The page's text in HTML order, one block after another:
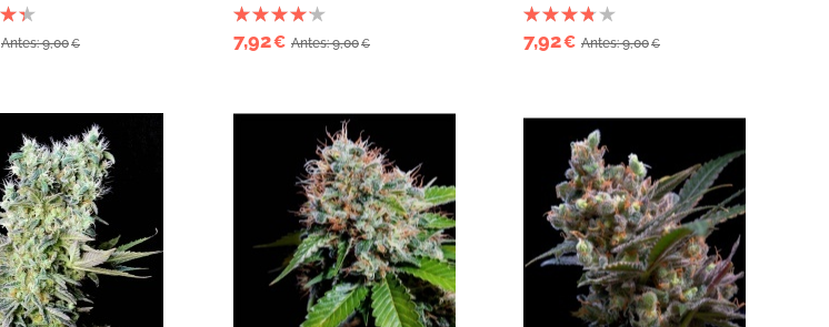
Antes: 9,00€ 7,92€ Antes: 9,00€ 7,92€ Antes: 9,00€